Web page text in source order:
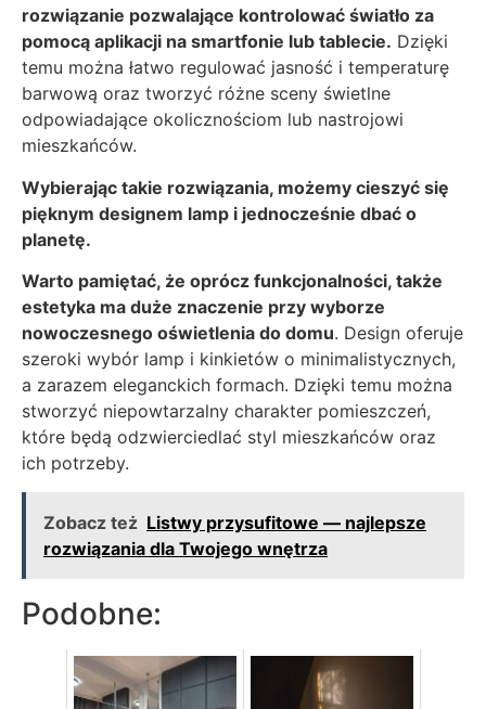
rozwiązanie pozwalające kontrolować światło za
pomocą aplikacji na smartfonie lub tablecie. Dzięki
temu można łatwo regulować jasność i temperaturę
barwową oraz tworzyć różne sceny świetlne
odpowiadające okolicznościom lub nastrojowi
mieszkańców.
Wybierając takie rozwiązania, możemy cieszyć się
pięknym designem lamp i jednocześnie dbać o
planetę.
Warto pamiętać, że oprócz funkcjonalności, także
estetyka ma duże znaczenie przy wyborze
nowoczesnego oświetlenia do domu. Design oferuje
szeroki wybór lamp i kinkietów o minimalistycznych,
a zarazem eleganckich formach. Dzięki temu można
stworzyć niepowtarzalny charakter pomieszczeń,
które będą odzwierciedlać styl mieszkańców oraz
ich potrzeby.
Zobacz też Listwy przysufitowe — najlepsze
rozwiązania dla Twojego wnętrza
Podobne: